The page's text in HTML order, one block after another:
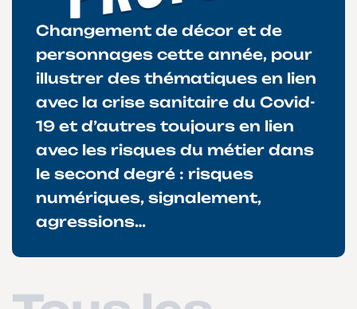
Changement de décor et de
personnages cette année, pour
illustrer des thématiques en lien
avec la crise sanitaire du Covid-
19 et d’autres toujours en lien
avec les risques du métier dans
le second degré : risques
numériques, signalement,
agressions…